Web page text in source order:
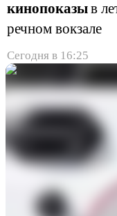
кинопоказыв
речном вокзале
Сегодня в 16:25